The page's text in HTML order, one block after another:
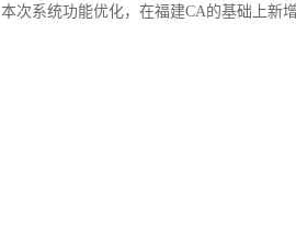
本次系统功能优化，在福建CA的基础上新